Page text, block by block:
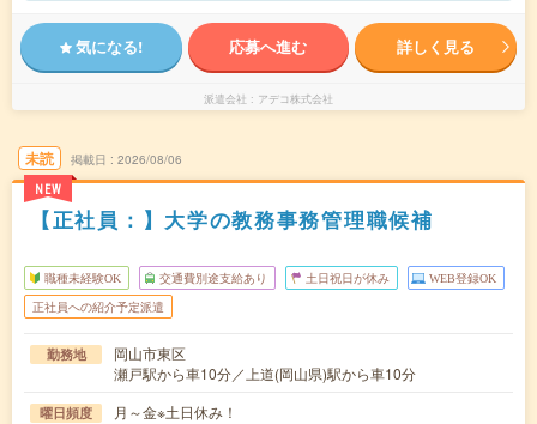
気になる! 応募へ進む 詳しく見る
派遣会社 アデコ株式会社
未読
NEW
掲載日 2026/08/06
【正社員：】大学の教務事務管理職候補
職種未経験OK 交通費別途支給あり 土日祝日が休み WEB登録OK
正社員への紹介予定派遣
勤務地
岡山市東区
瀬戸駅から車10分／上道(岡山県)駅から車10分
曜日頻度 月～金※土日休み！